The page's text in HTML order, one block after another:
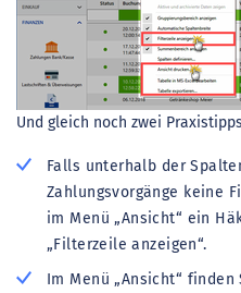
Und gleich noch zwei
Falls unterhalb der
Zahlungsvorgänge keine
im Menü „Ansicht“ ein
„Filterzeile anzeigen“.
Im Menü „Ansicht“